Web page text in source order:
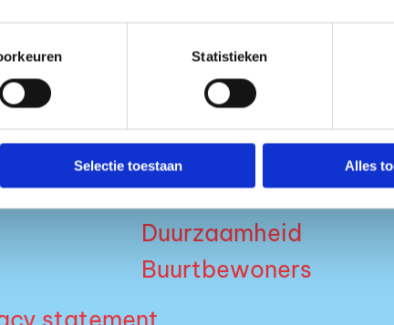
Statistieken
Selectie toestaan Alles
4” artist.
SOUNDCLOUD
Media
Nieuws
Duurzaamheid
Buurtbewoners